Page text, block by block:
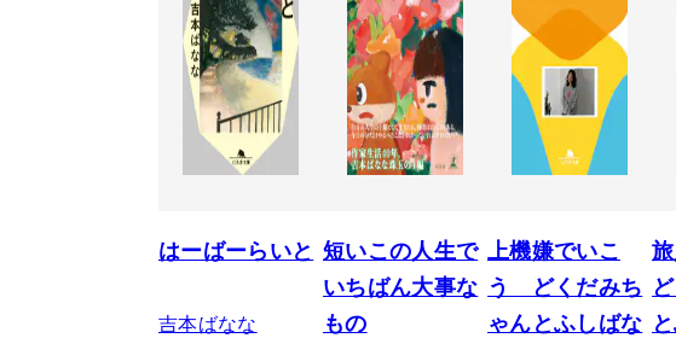
はーばーらいと
吉本ばなな
短いこの人生で
いちばん大事な
もの
上機嫌でいこ
う どくだみち
ゃんとふしばな